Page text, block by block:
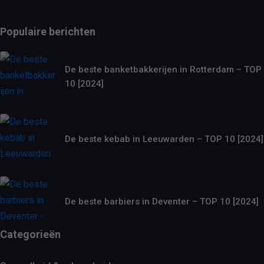
Populaire berichten
De beste banketbakkerijen in Rotterdam – TOP
10 [2024]
De beste kebab in Leeuwarden – TOP 10 [2024]
De beste barbiers in Deventer – TOP 10 [2024]
Categorieën